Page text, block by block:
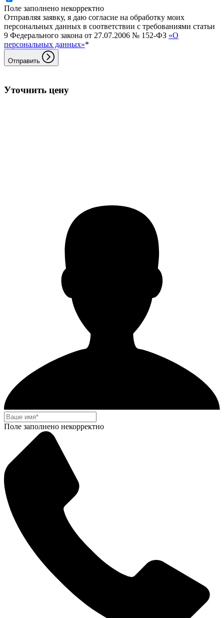
Поле заполнено некорректно
Отправляя заявку, я даю согласие на обработку моих
персональных данных в соответствии с требованиями статьи
9 Федерального закона от 27.07.2006 № 152-ФЗ «О
персональных данных»*
Отправить
Уточнить цену
Поле заполнено некорректно